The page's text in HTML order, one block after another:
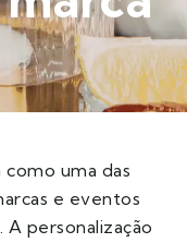
uma das
e eventos
personalização